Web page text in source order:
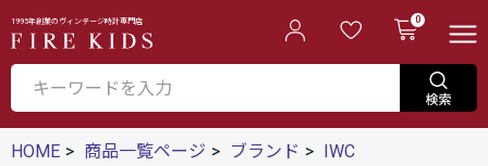
1995年創業のヴィンテージ時計専門店 0
HOME 商品一覧ページ ブランド
IWC